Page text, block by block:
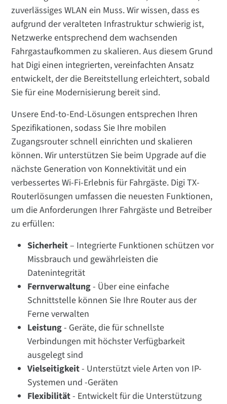
zuverlässiges WLAN ein Muss. Wir wissen, dass es
aufgrund der veralteten Infrastruktur schwierig ist,
Netzwerke entsprechend dem wachsenden
Fahrgastaufkommen zu skalieren. Aus diesem Grund
hat Digi einen integrierten, vereinfachten Ansatz
entwickelt, der die Bereitstellung erleichtert, sobald
Sie für eine Modernisierung bereit sind.
Unsere End-to-End-Lösungen entsprechen Ihren
Spezifikationen, sodass Sie Ihre mobilen
Zugangsrouter schnell einrichten und skalieren
können. Wir unterstützen Sie beim Upgrade auf die
nächste Generation von Konnektivität und ein
verbessertes Wi-Fi-Erlebnis für Fahrgäste. Digi TX-
Routerlösungen umfassen die neuesten Funktionen,
um die Anforderungen Ihrer Fahrgäste und Betreiber
zu erfüllen:
Sicherheit– Integrierte Funktionen schützen vor
Missbrauch und gewährleisten die
Datenintegrität
Fernverwaltung- Über eine einfache
Schnittstelle können Sie Ihre Router aus der
Ferne verwalten
Leistung- Geräte, die für schnellste
Verbindungen mit höchster Verfügbarkeit
ausgelegt sind
Vielseitigkeit- Unterstützt viele Arten von IP-
Systemen und -Geräten
Flexibilität- Entwickelt für die Unterstützung